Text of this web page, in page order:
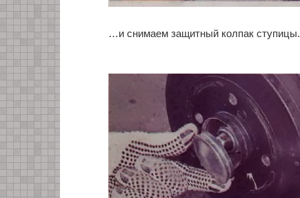
…и снимаем защитный колпак ступицы.